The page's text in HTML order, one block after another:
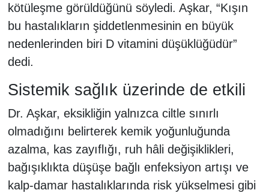
kötüleşme görüldüğünü söyledi. Aşkar, “Kışın
bu hastalıkların şiddetlenmesinin en büyük
nedenlerinden biri D vitamini düşüklüğüdür”
dedi.
Sistemik sağlık üzerinde de etkili
Dr. Aşkar, eksikliğin yalnızca ciltle sınırlı
olmadığını belirterek kemik yoğunluğunda
azalma, kas zayıflığı, ruh hâli değişiklikleri,
bağışıklıkta düşüşe bağlı enfeksiyon artışı ve
kalp-damar hastalıklarında risk yükselmesi gibi